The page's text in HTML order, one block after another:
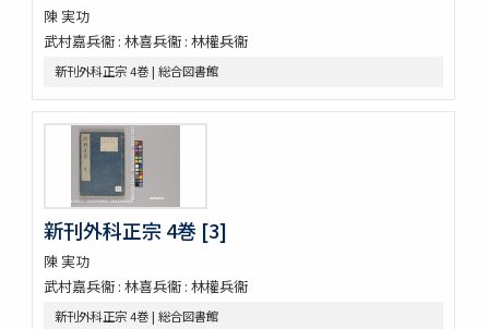
本草和名抜書
本草和名字類
本草綱目譯説 52巻(存4巻)
本草
太平和劑圖經本草藥性緫論
蘭法口傳明細書
醫史 10巻
日記
日記
醫藏目録 1巻疹子心法1巻
鶚軒文庫藏書目録 : 醫書部
皇朝醫叢續集
陳 実功
武村嘉兵衞 : 林喜兵衞 : 林權兵衞
新刊外科正宗 4巻 | 総合図書館
新刊外科正宗 4巻 [3]
陳 実功
武村嘉兵衞 : 林喜兵衞 : 林權兵衞
新刊外科正宗 4巻 | 総合図書館